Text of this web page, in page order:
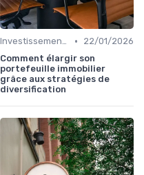
Investissements Immobiliers Stratégiques •
22/01/2026
Comment élargir son
portefeuille immobilier
grâce aux stratégies de
diversification